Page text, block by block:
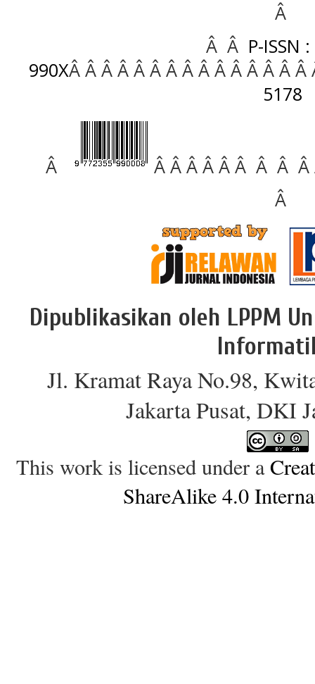
Â
Â Â P-ISSN
990XÂ Â Â Â Â Â Â Â Â Â Â Â Â Â
5178
Â
Â Â Â Â Â Â Â Â
Â
Dipublikasikan oleh LPPM
Jl. Kramat Raya No.98,
Jakarta Pusat, DKI
This work is licensed under a
ShareAlike 4.0